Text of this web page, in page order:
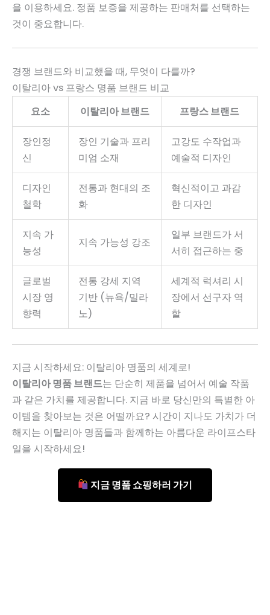
을 이용하세요. 정품 보증을 제공하는 판매처를 선택하는
것이 중요합니다.
경쟁 브랜드와 비교했을 때, 무엇이 다를까?
이탈리아 vs 프랑스 명품 브랜드 비교
요소
이탈리아 브랜드 프랑스 브랜드
장인정
신
장인 기술과 프리
미엄 소재
고강도 수작업과
예술적 디자인
디자인
철학
전통과 현대의 조
화
혁신적이고 과감
한 디자인
지속 가
능성
지속 가능성 강조
일부 브랜드가 서
서히 접근하는 중
글로벌
시장 영
향력
전통 강세 지역
기반 (뉴욕/밀라
노)
세계적 럭셔리 시
장에서 선구자 역
할
지금 시작하세요: 이탈리아 명품의 세계로!
이탈리아 명품 브랜드는 단순히 제품을 넘어서 예술 작품
과 같은 가치를 제공합니다. 지금 바로 당신만의 특별한 아
이템을 찾아보는 것은 어떨까요? 시간이 지나도 가치가 더
해지는 이탈리아 명품들과 함께하는 아름다운 라이프스타
일을 시작하세요!
지금 명품 쇼핑하러 가기